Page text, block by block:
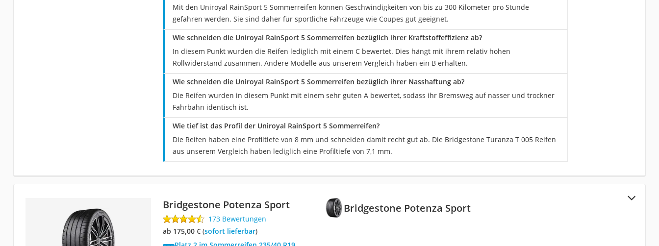
Mit den Uniroyal RainSport 5 Sommerreifen können Geschwindigkeiten von bis zu 300 Kilometer pro Stunde
gefahren werden. Sie sind daher für sportliche Fahrzeuge wie Coupes gut geeignet.
Wie schneiden die Uniroyal RainSport 5 Sommerreifen bezüglich ihrer Kraftstoffeffizienz ab?
In diesem Punkt wurden die Reifen lediglich mit einem C bewertet. Dies hängt mit ihrem relativ hohen
Rollwiderstand zusammen. Andere Modelle aus unserem Vergleich haben ein B erhalten.
Wie schneiden die Uniroyal RainSport 5 Sommerreifen bezüglich ihrer Nasshaftung ab?
Die Reifen wurden in diesem Punkt mit einem sehr guten A bewertet, sodass ihr Bremsweg auf nasser und trockner
Fahrbahn identisch ist.
Wie tief ist das Profil der Uniroyal RainSport 5 Sommerreifen?
Die Reifen haben eine Profiltiefe von 8 mm und schneiden damit recht gut ab. Die Bridgestone Turanza T 005 Reifen
aus unserem Vergleich haben lediglich eine Profiltiefe von 7,1 mm.
Bridgestone Potenza Sport
Bridgestone Potenza Sport
173 Bewertungen
ab 175,00 €( Sofort lieferbar)